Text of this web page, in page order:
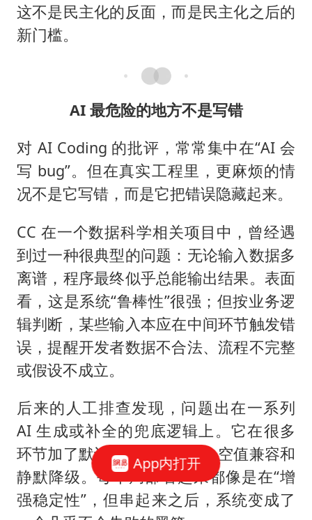
这不是民主化的反面，而是民主化之后的
新门槛。
AI 最危险的地方不是写错
对 AI Coding 的批评，常常集中在“AI 会
写 bug”。但在真实工程里，更麻烦的情
况不是它写错，而是它把错误隐藏起来。
CC 在一个数据科学相关项目中，曾经遇
到过一种很典型的问题：无论输入数据多
离谱，程序最终似乎总能输出结果。表面
看，这是系统“鲁棒性”很强；但按业务逻
辑判断，某些输入本应在中间环节触发错
误，提醒开发者数据不合法、流程不完整
或假设不成立。
后来的人工排查发现，问题出在一系列
AI 生成或补全的兜底逻辑上。它在很多
环节加了默认值、try-catch、空值兼容和
静默降级。每个局部看起来都像是在“增
强稳定性”，但串起来之后，系统变成了
App内打开